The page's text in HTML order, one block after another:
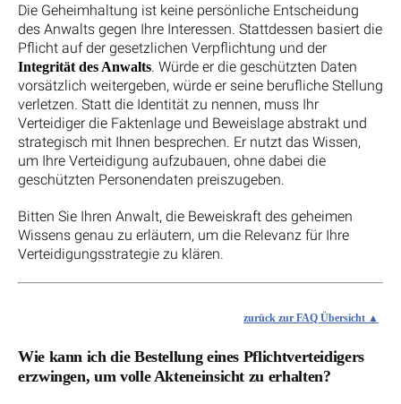
Die Geheimhaltung ist keine persönliche Entscheidung
des Anwalts gegen Ihre Interessen. Stattdessen basiert die
Pflicht auf der gesetzlichen Verpflichtung und der
Integrität des Anwalts. Würde er die geschützten Daten
vorsätzlich weitergeben, würde er seine berufliche Stellung
verletzen. Statt die Identität zu nennen, muss Ihr
Verteidiger die Faktenlage und Beweislage abstrakt und
strategisch mit Ihnen besprechen. Er nutzt das Wissen,
um Ihre Verteidigung aufzubauen, ohne dabei die
geschützten Personendaten preiszugeben.
Bitten Sie Ihren Anwalt, die Beweiskraft des geheimen
Wissens genau zu erläutern, um die Relevanz für Ihre
Verteidigungsstrategie zu klären.
zurück zur FAQ Übersicht
Wie kann ich die Bestellung eines Pflichtverteidigers
erzwingen, um volle Akteneinsicht zu erhalten?